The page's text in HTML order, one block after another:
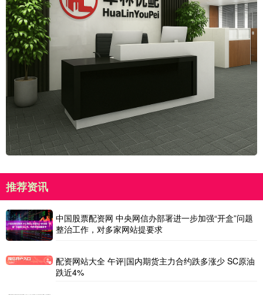
推荐资讯
中国股票配资网 中央网信办部署进一步加强“开盒”问题
整治工作，对多家网站提要求
配资网站大全 午评|国内期货主力合约跌多涨少 SC原油
跌近4%